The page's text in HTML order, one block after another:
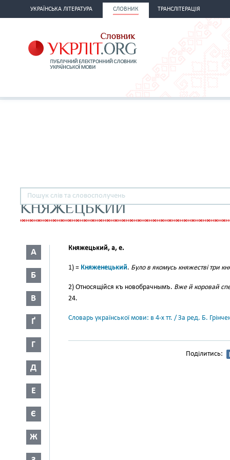
УКРАЇНСЬКА ЛІТЕРАТУРА СЛОВНИК ТРАНСЛІТЕРАЦІЯ
КНЯЖЕЦЬКИЙ
А
Б
В
Ґ
Г
Д
Е
Є
Ж
Княжецький, а, е.
1) = Княженецький. Було в якомусь княжестві три
2) Относящійся къ новобрачнымъ. Вже й коровай
24.
Словарь української мови: в 4-х тт. / За ред. Б.
Поділитись: